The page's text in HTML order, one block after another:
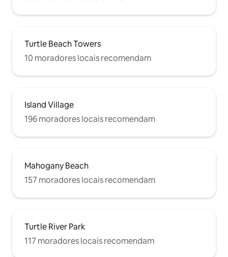
Turtle Beach Towers
10 moradores locais recomendam
Island Village
196 moradores locais recomendam
Mahogany Beach
157 moradores locais recomendam
Turtle River Park
117 moradores locais recomendam